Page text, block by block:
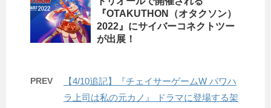
『OTAKUTHON（オタクソン）
2022』にサイバーコネクトツー
が出展！
PREV
【4/10追記】『チェイサーゲームW パワハ
ラ上司は私の元カノ』 ドラマに登場する架